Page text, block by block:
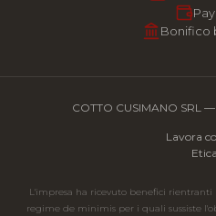
Bonifico
COTTO CUSIMANO SRL
Lavora
Etica
L'impresa ha ricevuto benefici
regime de minimis per i quali sussiste